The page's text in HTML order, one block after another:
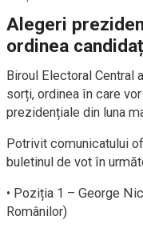
Alegeri
ordinea
Biroul Electoral Central
sorți, ordinea în care
prezidențiale din luna
Potrivit comunicatului
buletinul de vot în
• Poziția 1 – George
Românilor)